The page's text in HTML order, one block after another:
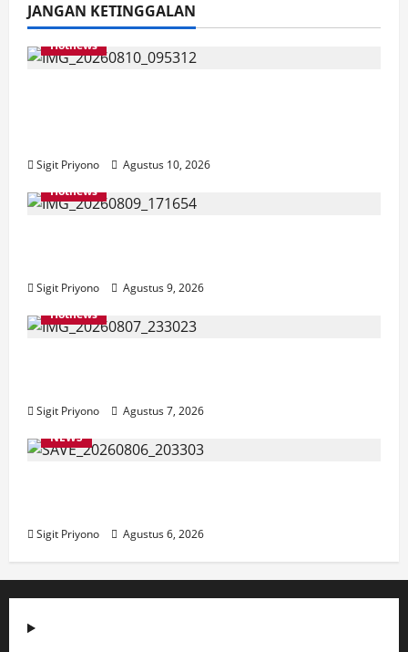
JANGAN KETINGGALAN
Hotnews
Sigit Priyono
Agustus 10, 2026
Hotnews
Sigit Priyono
Agustus 9, 2026
Hotnews
Sigit Priyono
Agustus 7, 2026
NEWS
Sigit Priyono Agustus 6, 2026